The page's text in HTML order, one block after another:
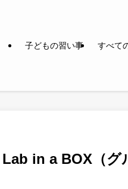
子どもの習い事 すべて
in a BOX（